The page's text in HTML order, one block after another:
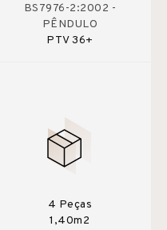
BS7976-2:2002 -
PÊNDULO
PTV 36+
4 Peças
1,40m2